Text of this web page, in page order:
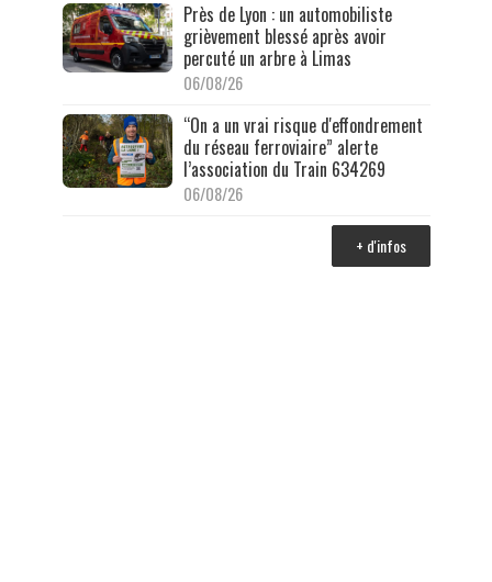
Près de Lyon : un automobiliste
grièvement blessé après avoir
percuté un arbre à Limas
06/08/26
“On a un vrai risque d'effondrement
du réseau ferroviaire” alerte
l’association du Train 634269
06/08/26
+ d'infos